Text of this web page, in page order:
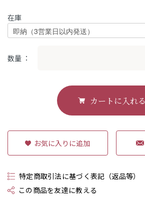
在庫
数量
カートに入れる
特定商取引法に基づく表記（返品等）
この商品を友達に教える